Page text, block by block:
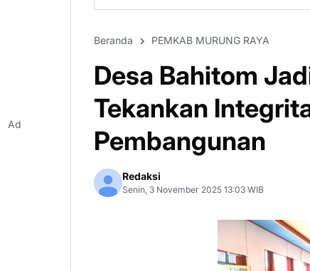
Beranda PEMKAB MURUNG RAYA
Desa Bahitom
Tekankan
Pembangunan
Redaksi
Senin, 3 November 2025 13:03 WIB
Ad